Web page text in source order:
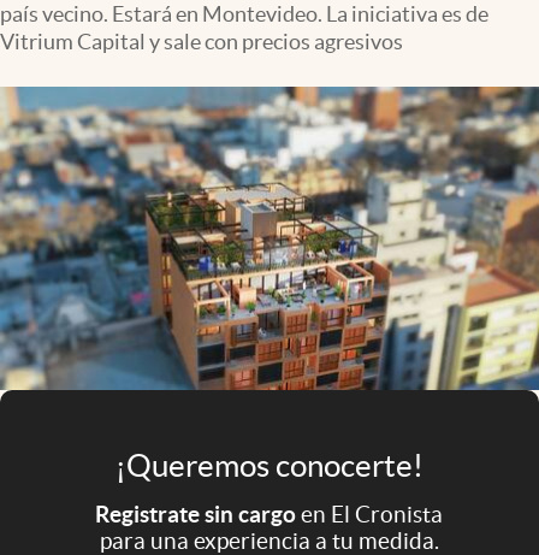
Apertura
Clase
Clima
Mundial 2026
Eventos Corporativos
El Cronista Studio
Mediakit
abre en nueva pestaña
país vecino. Estará en Montevideo. La iniciativa es de
Vitrium Capital y sale con precios agresivos
¡Queremos conocerte!
Registrate sin cargoen El Cronista
para una experiencia a tu medida.